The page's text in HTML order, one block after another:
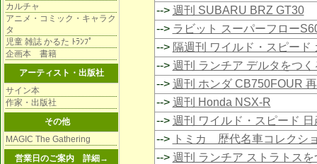
カルチャ
アニメ・コミック・キャラク
タ
児童 雑誌 かるた ﾄﾗﾝﾌﾟ
企画本 書籍
アーティスト・出版社
サイン本
作家・出版社
その他
MAGIC The Gathering
営業日のご案内 詳細→
--> 週刊 SUBARU BRZ GT30
--> ラビット スーパーフロー
--> 隔週刊 ワイルド・スピード
--> 週刊 ランチア デルタをつく
--> 週刊 ホンダ CB750FOUR
--> 週刊 Honda NSX-R
--> 週刊 ワイルド・スピード
--> トミカ 歴代名車コレクシ
--> 週刊 ランチア ストラトスを